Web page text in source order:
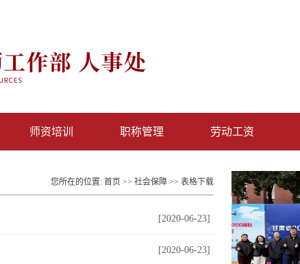
师资培训 职称管理 劳动工资
您所在的位置: 首页 >> 社会保障 >> 表格下载
[2020-06-23]
[2020-06-23]